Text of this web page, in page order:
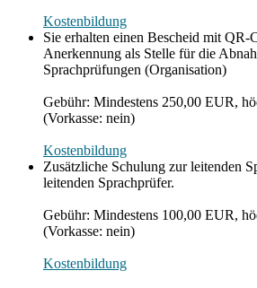
Kostenbildung
Sie erhalten einen Bescheid mit QR-
Anerkennung als Stelle für die
Sprachprüfungen (Organisation)
Gebühr: Mindestens 250,00 EUR,
(Vorkasse: nein)
Kostenbildung
Zusätzliche Schulung zur leitenden
leitenden Sprachprüfer.
Gebühr: Mindestens 100,00 EUR,
(Vorkasse: nein)
Kostenbildung